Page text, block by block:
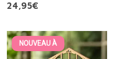
24,95€
NOUVEAU À